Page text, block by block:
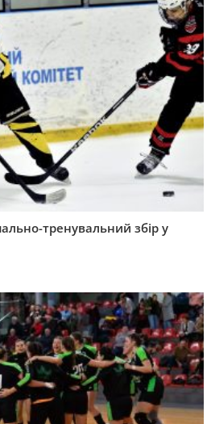
тренувальний збір у